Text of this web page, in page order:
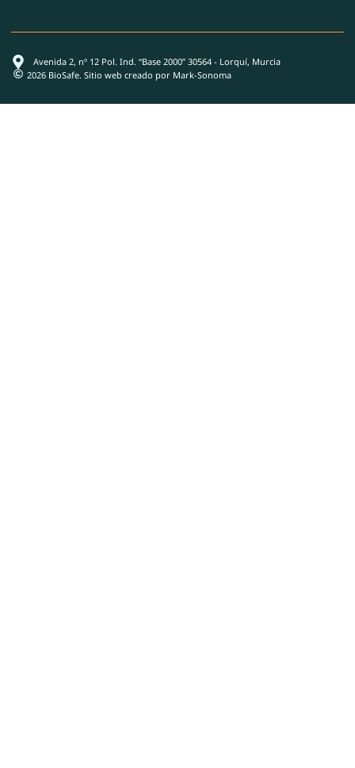
2026 BioSafe. Sitio web creado por Mark-Sonoma
Avenida 2, nº 12 Pol. Ind. “Base 2000” 30564 - Lorquí, Murcia